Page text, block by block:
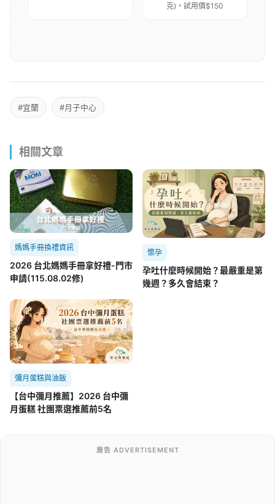
克)，試用價$150
#宜蘭 #月子中心
相關文章
媽媽手冊換禮資訊
2026 台北媽媽手冊拿好禮-門市
申請(115.08.02修)
懷孕
孕吐什麼時候開始？最嚴重是第
幾週？多久會結束？
彌月蛋糕與油飯
【台中彌月推薦】2026 台中彌
月蛋糕 社團票選推薦前5名
廣告 ADVERTISEMENT